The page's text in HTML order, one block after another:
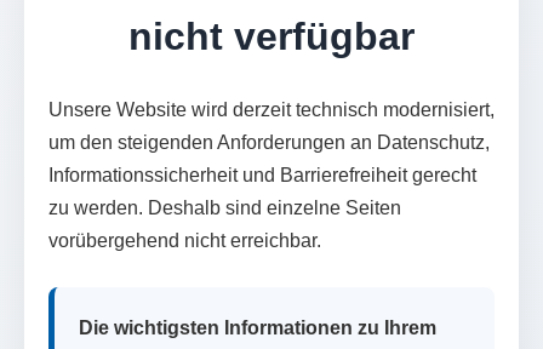
nicht verfügbar
Unsere Website wird derzeit technisch modernisiert,
um den steigenden Anforderungen an Datenschutz,
Informationssicherheit und Barrierefreiheit gerecht
zu werden. Deshalb sind einzelne Seiten
vorübergehend nicht erreichbar.
Die wichtigsten Informationen zu Ihrem